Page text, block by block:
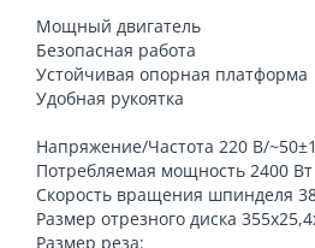
Мощный двигатель
Безопасная работа
Устойчивая опорная платформа
Удобная рукоятка
Напряжение/Частота 220 В/
Потребляемая мощность 2400 Вт
Скорость вращения шпинделя
Размер отрезного диска
Размер реза: